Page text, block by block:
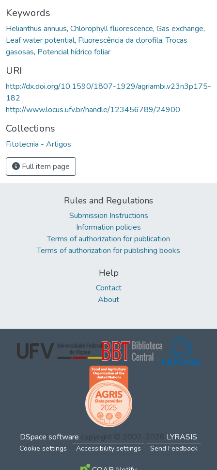
Keywords
Helianthus annuus, Chlorophyll fluorescence, Gas exchange,
Leaf water potential, Fluorescência da clorofila,Trocas
gasosas, Potencial hídrico foliar
URI
http://dx.doi.org/10.1590/1807-1929/agriambi.v23n3p175-
182
http://www.locus.ufv.br/handle/123456789/24900
Collections
Fitotecnia - Artigos
Full item page
Rules and Regulations
Submission Instructions
Information policies
Terms of authorization for publication
Terms of authorization for publishing books
Help
Contact
About
DSpace software copyright © 2002-2026 LYRASIS
Cookie settings Accessibility settings Send Feedback